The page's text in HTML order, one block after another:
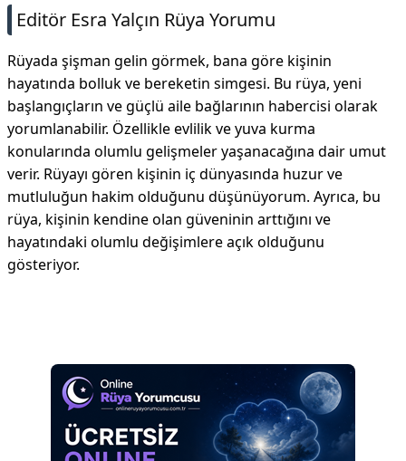
Editör Esra Yalçın Rüya Yorumu
Rüyada şişman gelin görmek, bana göre kişinin
hayatında bolluk ve bereketin simgesi. Bu rüya, yeni
başlangıçların ve güçlü aile bağlarının habercisi olarak
yorumlanabilir. Özellikle evlilik ve yuva kurma
konularında olumlu gelişmeler yaşanacağına dair umut
verir. Rüyayı gören kişinin iç dünyasında huzur ve
mutluluğun hakim olduğunu düşünüyorum. Ayrıca, bu
rüya, kişinin kendine olan güveninin arttığını ve
hayatındaki olumlu değişimlere açık olduğunu
gösteriyor.